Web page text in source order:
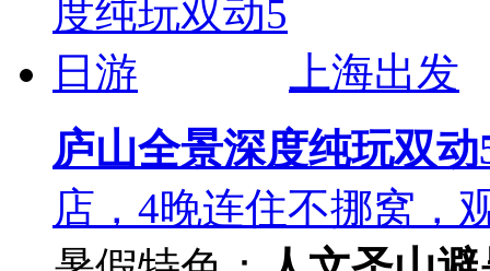
上海出发
庐山全景深度纯玩双动
店，4晚连住不挪窝，